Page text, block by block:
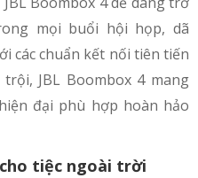
mọi buổi hội họp, dã
các chuẩn kết nối tiên tiến
JBL Boombox 4 mang
đại phù hợp hoàn hảo
tiệc ngoài trời